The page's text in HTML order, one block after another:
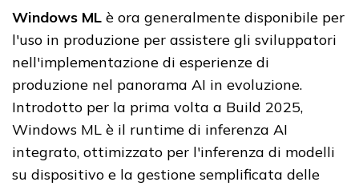
Windows ML è ora generalmente disponibile per
l'uso in produzione per assistere gli sviluppatori
nell'implementazione di esperienze di
produzione nel panorama AI in evoluzione.
Introdotto per la prima volta a Build 2025,
Windows ML è il runtime di inferenza AI
integrato, ottimizzato per l'inferenza di modelli
su dispositivo e la gestione semplificata delle